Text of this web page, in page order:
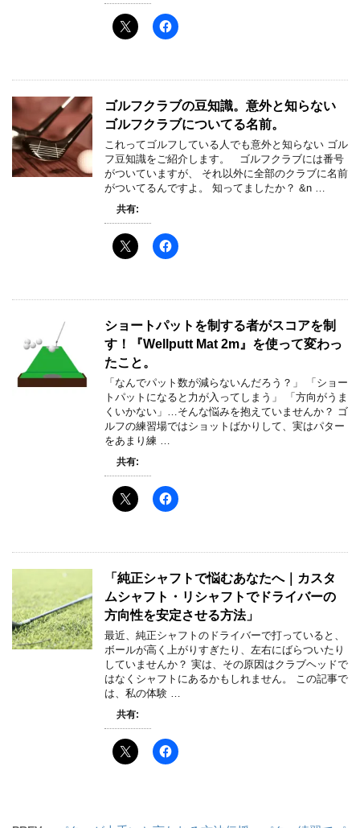
ゴルフクラブの豆知識。意外と知らない
ゴルフクラブについてる名前。
これってゴルフしている人でも意外と知らない ゴル
フ豆知識をご紹介します。 ゴルフクラブには番号
がついていますが、 それ以外に全部のクラブに名前
がついてるんですよ。 知ってましたか？ &n …
共有:
ショートパットを制する者がスコアを制
す！『Wellputt Mat 2m』を使って変わっ
たこと。
「なんでパット数が減らないんだろう？」 「ショー
トパットになると力が入ってしまう」 「方向がうま
くいかない」…そんな悩みを抱えていませんか？ ゴ
ルフの練習場ではショットばかりして、実はパター
をあまり練 …
共有:
「純正シャフトで悩むあなたへ｜カスタ
ムシャフト・リシャフトでドライバーの
方向性を安定させる方法」
最近、純正シャフトのドライバーで打っていると、
ボールが高く上がりすぎたり、左右にばらついたり
していませんか？ 実は、その原因はクラブヘッドで
はなくシャフトにあるかもしれません。 この記事で
は、私の体験 …
共有: